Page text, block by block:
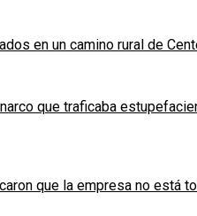
en un camino rural de
que traficaba
que la empresa no está